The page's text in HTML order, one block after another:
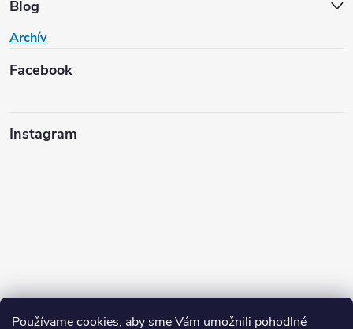
Používame cookies, aby sme Vám umožnili pohodlné
Blog
Archív
Facebook
Instagram